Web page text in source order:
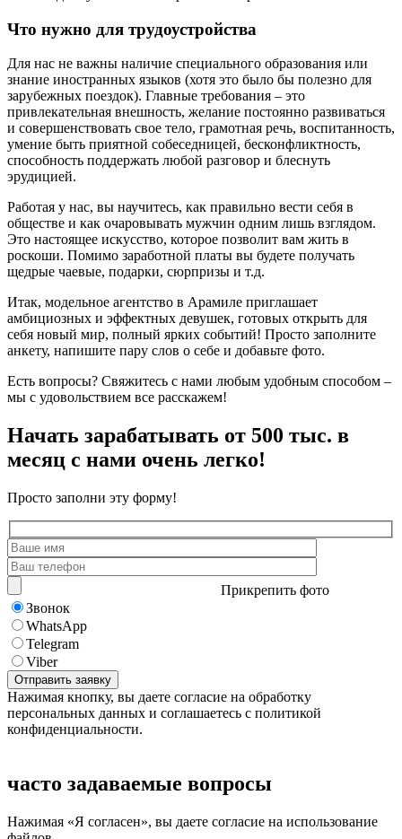
Что нужно для трудоустройства
Для нас не важны наличие специального образования или
знание иностранных языков (хотя это было бы полезно для
зарубежных поездок). Главные требования – это
привлекательная внешность, желание постоянно развиваться
и совершенствовать свое тело, грамотная речь, воспитанность,
умение быть приятной собеседницей, бесконфликтность,
способность поддержать любой разговор и блеснуть
эрудицией.
Работая у нас, вы научитесь, как правильно вести себя в
обществе и как очаровывать мужчин одним лишь взглядом.
Это настоящее искусство, которое позволит вам жить в
роскоши. Помимо заработной платы вы будете получать
щедрые чаевые, подарки, сюрпризы и т.д.
Итак, модельное агентство в Арамиле приглашает
амбициозных и эффектных девушек, готовых открыть для
себя новый мир, полный ярких событий! Просто заполните
анкету, напишите пару слов о себе и добавьте фото.
Есть вопросы? Свяжитесь с нами любым удобным способом –
мы с удовольствием все расскажем!
Начать зарабатывать от 500 тыс. в
месяц с нами очень легко!
Просто заполни эту форму!
Прикрепить фото
Звонок
WhatsApp
Telegram
Viber
Нажимая кнопку, вы даете согласие на обработку
персональных данных и соглашаетесь с политикой
конфиденциальности.
часто задаваемые вопросы
Нажимая «Я согласен», вы даете согласие на использование